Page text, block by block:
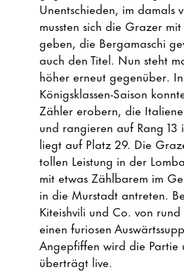
Unentschieden, im damals
mussten sich die Grazer
geben, die Bergamaschi
auch den Titel. Nun steht
höher erneut gegenüber.
Königsklassen-Saison
Zähler erobern, die
und rangieren auf Rang 13
liegt auf Platz 29. Die
tollen Leistung in der
mit etwas Zählbarem im
in die Murstadt antreten.
Kiteishvili und Co. von
einen furiosen
Angepfiffen wird die Partie
überträgt live.